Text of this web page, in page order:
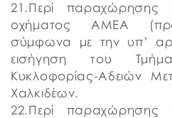
21.Περί παραχώρησης
οχήματος ΑΜΕΑ
σύμφωνα με την υπ’
εισήγηση του
Κυκλοφορίας-Αδειών
Χαλκιδέων.
22.Περί παραχώρησης